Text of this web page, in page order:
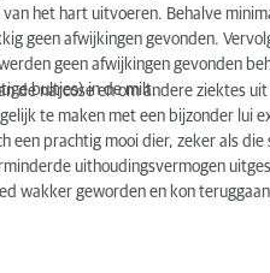
het hart uitvoeren. Behalve
geen afwijkingen gevonden.
geen afwijkingen gevonden
bultjes) in de milt.
de narcose en om andere ziektes
te maken met een bijzonder lui
een prachtig mooi dier, zeker als
uithoudingsvermogen
wakker geworden en kon